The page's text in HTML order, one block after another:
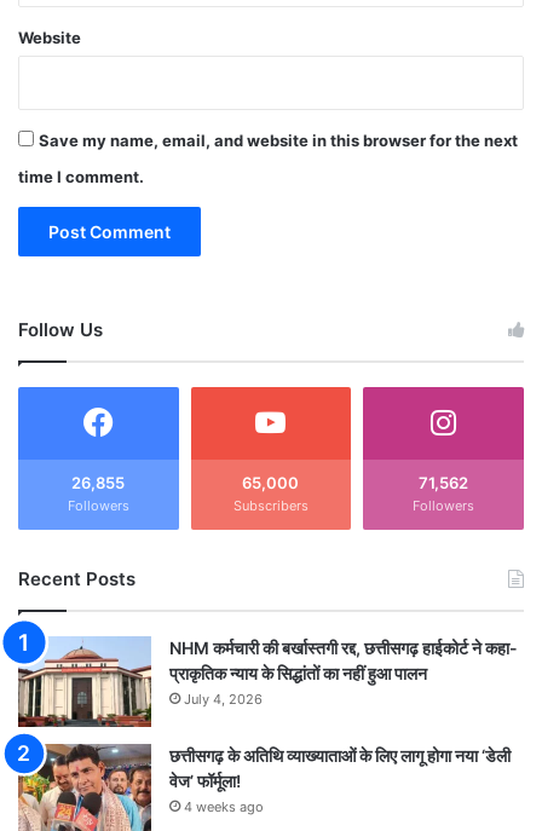
Website
Save my name, email, and website in this browser for the next
time I comment.
Follow Us
26,855
Followers
65,000
Subscribers
71,562
Followers
Recent Posts
NHM कर्मचारी की बर्खास्तगी रद्द, छत्तीसगढ़ हाईकोर्ट ने कहा-
प्राकृतिक न्याय के सिद्धांतों का नहीं हुआ पालन
July 4, 2026
छत्तीसगढ़ के अतिथि व्याख्याताओं के लिए लागू होगा नया ‘डेली
वेज’ फॉर्मूला!
4 weeks ago